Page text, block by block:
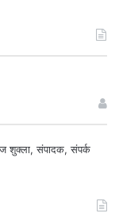
शुक्ला, संपादक, संपर्क